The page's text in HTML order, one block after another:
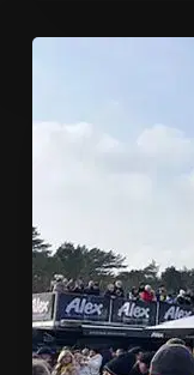
–
und
wir
waren